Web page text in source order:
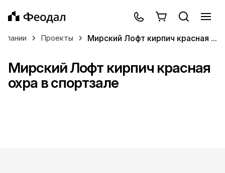
Проекты Мирский Лофт кирпич красная ...
Мирский Лофт кирпич красная
охра в спортзале